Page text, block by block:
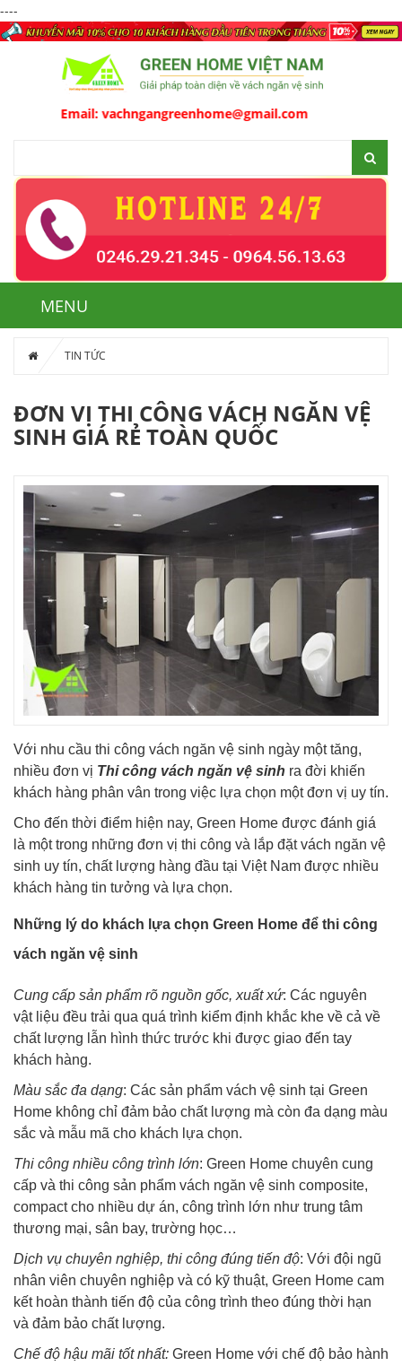
----
Email:vachngangreenhome@gmail.com
MENU
TIN TỨC
ĐƠN VỊ THI CÔNG VÁCH NGĂN VỆ
SINH GIÁ RẺ TOÀN QUỐC
Với nhu cầu thi công vách ngăn vệ sinh ngày một tăng,
nhiều đơn vị Thi công vách ngăn vệ sinh ra đời khiến
khách hàng phân vân trong việc lựa chọn một đơn vị uy tín.
Cho đến thời điểm hiện nay, Green Home được đánh giá
là một trong những đơn vị thi công và lắp đặt vách ngăn vệ
sinh uy tín, chất lượng hàng đầu tại Việt Nam được nhiều
khách hàng tin tưởng và lựa chọn.
Những lý do khách lựa chọn Green Home để thi công
vách ngăn vệ sinh
Cung cấp sản phẩm rõ nguồn gốc, xuất xứ: Các nguyên
vật liệu đều trải qua quá trình kiểm định khắc khe về cả về
chất lượng lẫn hình thức trước khi được giao đến tay
khách hàng.
Màu sắc đa dạng: Các sản phẩm vách vệ sinh tại Green
Home không chỉ đảm bảo chất lượng mà còn đa dạng màu
sắc và mẫu mã cho khách lựa chọn.
Thi công nhiều công trình lớn: Green Home chuyên cung
cấp và thi công sản phẩm vách ngăn vệ sinh composite,
compact cho nhiều dự án, công trình lớn như trung tâm
thương mại, sân bay, trường học…
Dịch vụ chuyên nghiệp, thi công đúng tiến độ: Với đội ngũ
nhân viên chuyên nghiệp và có kỹ thuật, Green Home cam
kết hoàn thành tiến độ của công trình theo đúng thời hạn
và đảm bảo chất lượng.
Chế độ hậu mãi tốt nhất: Green Home với chế độ bảo hành